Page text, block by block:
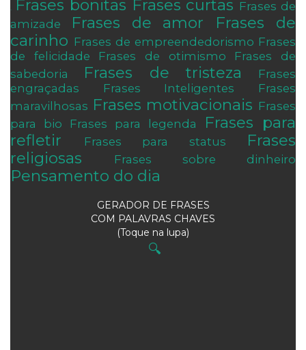
Frases bonitas Frases curtas Frases de
amizade
Frases de amor
Frases de
carinho Frases de empreendedorismo Frases
de felicidade
Frases de otimismo
Frases de
sabedoria
Frases de tristeza
Frases
engraçadas
Frases Inteligentes
Frases
maravilhosas Frases motivacionais Frases
para bio
Frases para legenda
Frases para
refletir
Frases para status
Frases
religiosas
Frases sobre dinheiro
Pensamento do dia
GERADOR DE FRASES
COM PALAVRAS CHAVES
(Toque na lupa)
🔍